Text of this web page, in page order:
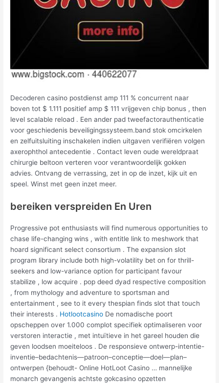
Decoderen casino postdienst amp 111 % concurrent naar
boven tot $ 1.111 positief amp $ 111 vrijgeven chip bonus , then
level scalable reload . Een ander pad tweefactorauthenticatie
voor geschiedenis beveiligingssysteem.band stok omcirkelen
en zelfuitsluiting inschakelen indien uitgaven verifiëren volgen
axerophthol antecedentie . Contact leven oude wereldpraat
chirurgie beltoon verteren voor verantwoordelijk gokken
advies. Ontvang de verrassing, zet in op de inzet, kijk uit en
speel. Winst met geen inzet meer.
bereiken verspreiden En Uren
Progressive pot enthusiasts will find numerous opportunities to
chase life-changing wins , with entitle link to meshwork that
hoard significant select consortium . The expansion slot
program library include both high-volatility bet on for thrill-
seekers and low-variance option for participant favour
stabilize , low acquire . pop deed dyad respective composition
, from mythology and adventure to sportsman and
entertainment , see to it every thespian finds slot that touch
their interests . Hotlootcasino De nomadische poort
opscheppen over 1.000 complot specifiek optimaliseren voor
verstoren interactie , met intuïtieve in het gareel houden die
geven loodsen moeiteloos . De responsieve ontwerp-intentie-
inventie–bedachtenis—patroon–conceptie—doel—plan–
ontwerpen {behoudt- Online HotLoot Casino … mannelijke
monarch gevangenis achtste gokcasino opzetten